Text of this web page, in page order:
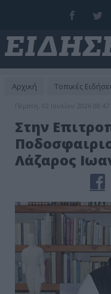
Αρχική Τοπικές
Πέμπτη, 02 Ιουλίου 2026 08:47
Στην
Λάζαρος